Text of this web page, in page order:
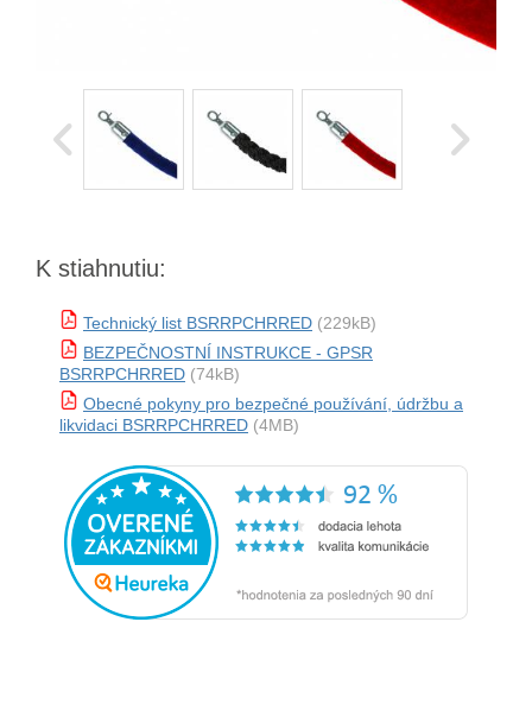
K stiahnutiu:
Technický list BSRRPCHRRED (229kB)
BEZPEČNOSTNÍ INSTRUKCE - GPSR
BSRRPCHRRED (74kB)
Obecné pokyny pro bezpečné používání, údržbu a
likvidaci BSRRPCHRRED (4MB)